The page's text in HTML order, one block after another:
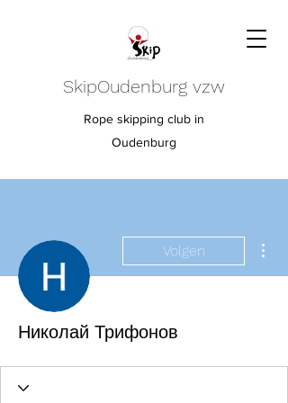
SkipOudenburg vzw
Rope skipping club in
Oudenburg
Volgen
Николай Трифонов